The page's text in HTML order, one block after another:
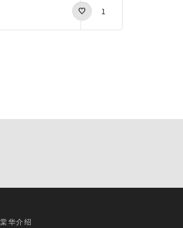
1
华介绍